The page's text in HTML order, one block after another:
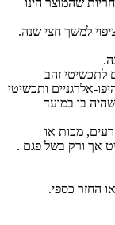
למשך חצי שנה.
לתכשיטי זהב
אלרגניים ותכשיטי
בו במועד
מכות או
אך ורק בשל פגם .
החזר כספי.